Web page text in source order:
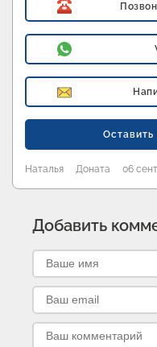
Оставить
Наталья Доната 06
Добавить